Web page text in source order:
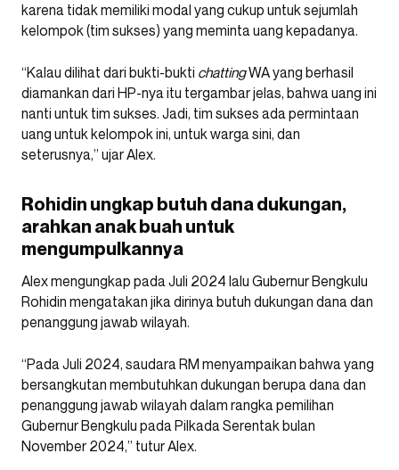
karena tidak memiliki modal yang cukup untuk sejumlah
kelompok (tim sukses) yang meminta uang kepadanya.
“Kalau dilihat dari bukti-bukti chattingWA yang berhasil
diamankan dari HP-nya itu tergambar jelas, bahwa uang ini
nanti untuk tim sukses. Jadi, tim sukses ada permintaan
uang untuk kelompok ini, untuk warga sini, dan
seterusnya,” ujar Alex.
Rohidin ungkap butuh dana dukungan,
arahkan anak buah untuk
mengumpulkannya
Alex mengungkap pada Juli 2024 lalu Gubernur Bengkulu
Rohidin mengatakan jika dirinya butuh dukungan dana dan
penanggung jawab wilayah.
“Pada Juli 2024, saudara RM menyampaikan bahwa yang
bersangkutan membutuhkan dukungan berupa dana dan
penanggung jawab wilayah dalam rangka pemilihan
Gubernur Bengkulu pada Pilkada Serentak bulan
November 2024,” tutur Alex.